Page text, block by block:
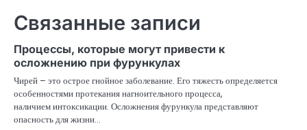
Связанные записи
Процессы, которые могут привести к
осложнению при фурункулах
Чирей – это острое гнойное заболевание. Его тяжесть определяется
особенностями протекания нагноительного процесса,
наличием интоксикации. Осложнения фурункула представляют
опасность для жизни…